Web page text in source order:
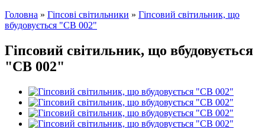
Головна » Гіпсові світильники » Гіпсовий світильник, що
вбудовується "СВ 002"
Гіпсовий світильник, що вбудовується
"СВ 002"